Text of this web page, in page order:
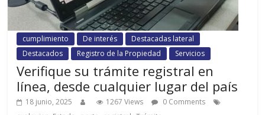
cumplimiento De interés
Destacadas lateral
Destacados
Registro de la Propiedad Servicios
Verifique su trámite registral en
línea, desde cualquier lugar del país
18 junio, 2025 1267 Views
0 Comments